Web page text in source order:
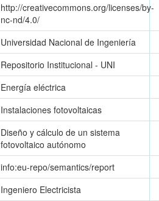
http://creativecommons.org/licenses/by-
nc-nd/4.0/
Universidad Nacional de Ingeniería
Repositorio Institucional - UNI
Energía eléctrica
Instalaciones fotovoltaicas
Diseño y cálculo de un sistema
fotovoltaico autónomo
info:eu-repo/semantics/report
Ingeniero Electricista